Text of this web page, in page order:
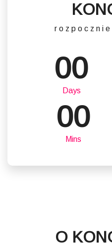
00
Days
00
Mins
O